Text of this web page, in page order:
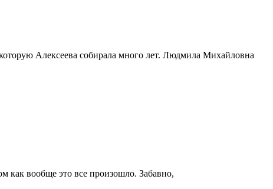
Алексеева собирала много лет. Людмила Михайловна
как вообще это все произошло. Забавно,